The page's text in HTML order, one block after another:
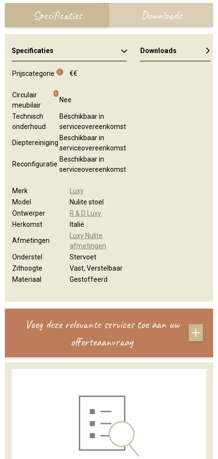
Specificaties Downloads
Specificaties
Prijscategorie i €€
Circulair
meubilair
i
Nee
Technisch
onderhoud
Beschikbaar in
serviceovereenkomst
Dieptereiniging
Beschikbaar in
serviceovereenkomst
Reconfiguratie
Beschikbaar in
serviceovereenkomst
Merk
Luxy
Model
Nulite stoel
Ontwerper
R & D Luxy
Herkomst
Italië
Afmetingen
Luxy Nulite
afmetingen
Onderstel
Stervoet
Zithoogte
Vast, Verstelbaar
Materiaal
Gestoffeerd
Downloads
Voeg deze relevante services toe aan uw
offerteaanvraag